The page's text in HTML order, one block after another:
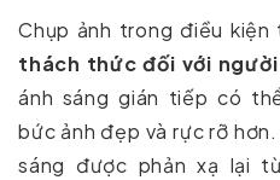
Chụp ảnh trong điều
thách thức đối với
ánh sáng gián tiếp có
bức ảnh đẹp và rực rỡ
sáng được phản xạ lại